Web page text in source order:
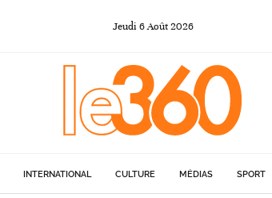
Jeudi 6Août 2026
INTERNATIONAL CULTURE MÉDIAS SPORT